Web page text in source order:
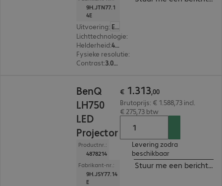
9H.JTN77.1
4E
Uitvoering: Europa
Lichttechnologie:
Helderheid: 4.600 ANSI-lumen
Fysieke resolutie:
Contrast: 3.000.000:1
BenQ
LH750
LED
Projector
Productnr.:
4878214
Fabrikant-nr.:
9H.JSY77.14
E
€ 1.313,00
Brutoprijs: € 1.588,73 incl.
€ 275,73 btw
Levering zodra
beschikbaar
Stuur me een bericht